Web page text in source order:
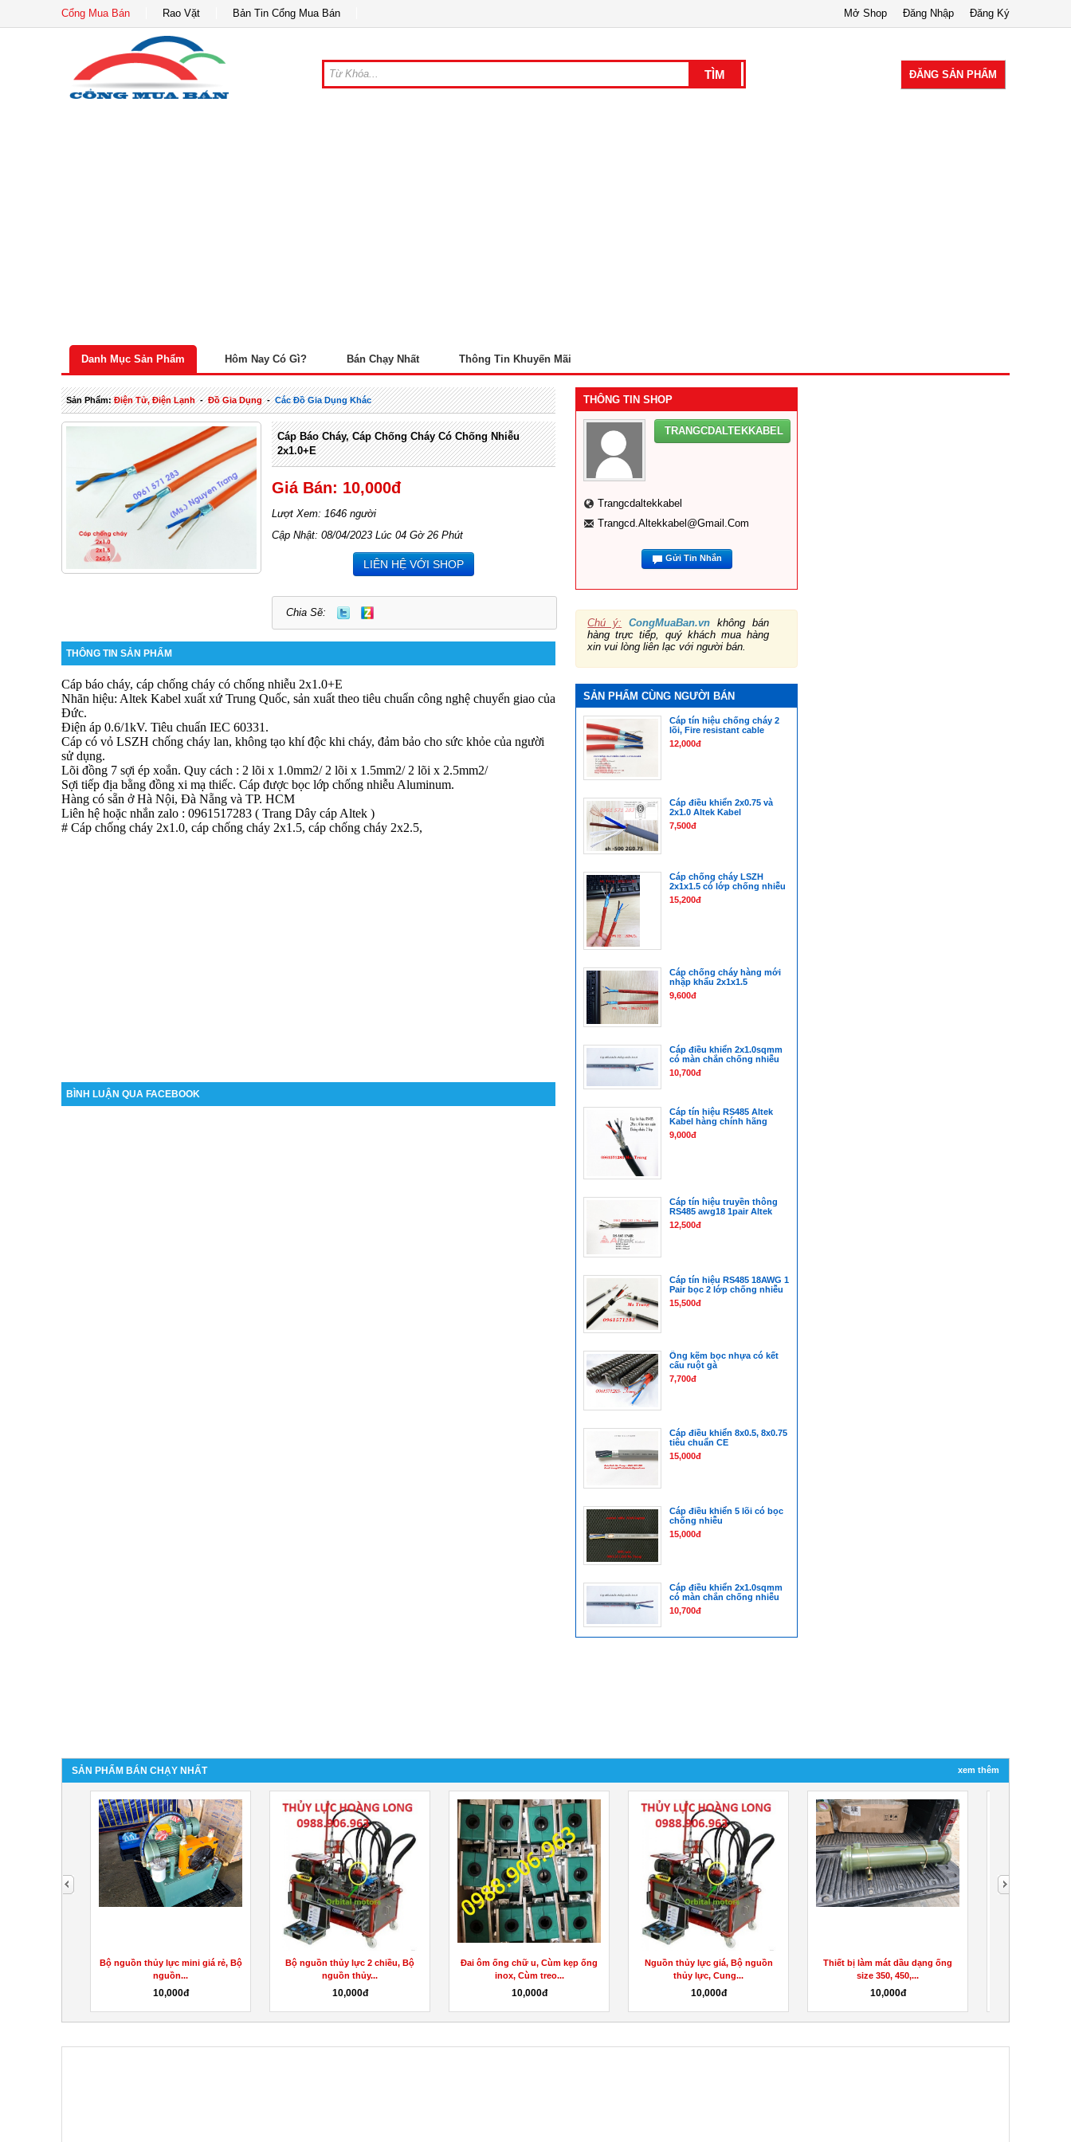
Cổng Mua Bán Rao Vặt Bản Tin Cổng Mua Bán Đăng Ký
Đăng Nhập
Mở Shop
ĐĂNG SẢN PHẨM
Danh Mục Sản Phẩm Hôm Nay Có Gì? Bán Chạy Nhất Thông Tin Khuyến Mãi
Sản Phẩm:Điện Tử, Điện Lạnh-Đồ Gia Dụng-Các Đồ Gia Dụng Khác
Cáp Báo Cháy, Cáp Chống Cháy Có Chống Nhiễu
2x1.0+E
Giá Bán: 10,000đ
Lượt Xem: 1646 người
Cập Nhật: 08/04/2023 Lúc 04 Gờ 26 Phút
LIÊN HỆ VỚI SHOP
Chia Sẽ:
THÔNG TIN SẢN PHẨM
Cáp báo cháy, cáp chống cháy có chống nhiễu 2x1.0+E
Nhãn hiệu: Altek Kabel xuất xứ Trung Quốc, sản xuất theo tiêu chuẩn công nghệ chuyển giao của
Đức.
Điện áp 0.6/1kV. Tiêu chuẩn IEC 60331.
Cáp có vỏ LSZH chống cháy lan, không tạo khí độc khi cháy, đảm bảo cho sức khỏe của người
sử dụng.
Lõi đồng 7 sợi ép xoắn. Quy cách : 2 lõi x 1.0mm2/ 2 lõi x 1.5mm2/ 2 lõi x 2.5mm2/
Sợi tiếp địa bằng đồng xi mạ thiếc. Cáp được bọc lớp chống nhiễu Aluminum.
Hàng có sẵn ở Hà Nội, Đà Nẵng và TP. HCM
Liên hệ hoặc nhắn zalo : 0961517283 ( Trang Dây cáp Altek )
# Cáp chống cháy 2x1.0, cáp chống cháy 2x1.5, cáp chống cháy 2x2.5,
BÌNH LUẬN QUA FACEBOOK
THÔNG TIN SHOP
TRANGCDALTEKKABEL
Trangcdaltekkabel
Trangcd.altekkabel@gmail.com
Gửi Tin Nhắn
Chú ý: CongMuaBan.vn không bán
hàng trực tiếp, quý khách mua hàng
xin vui lòng liên lạc với người bán.
SẢN PHẨM CÙNG NGƯỜI BÁN
Cáp tín hiệu chống cháy 2
lõi, Fire resistant cable
12,000đ
Cáp điều khiển 2x0.75 và
2x1.0 Altek Kabel
7,500đ
Cáp chống cháy LSZH
2x1x1.5 có lớp chống nhiễu
15,200đ
Cáp chống cháy hàng mới
nhập khẩu 2x1x1.5
9,600đ
Cáp điều khiển 2x1.0sqmm
có màn chắn chống nhiễu
10,700đ
Cáp tín hiệu RS485 Altek
Kabel hàng chính hãng
9,000đ
Cáp tín hiệu truyền thông
RS485 awg18 1pair Altek
12,500đ
Cáp tín hiệu RS485 18AWG 1
Pair bọc 2 lớp chống nhiễu
15,500đ
Ống kẽm bọc nhựa có kết
cấu ruột gà
7,700đ
Cáp điều khiển 8x0.5, 8x0.75
tiêu chuẩn CE
15,000đ
Cáp điều khiển 5 lõi có bọc
chống nhiễu
15,000đ
Cáp điều khiển 2x1.0sqmm
có màn chắn chống nhiễu
10,700đ
SẢN PHẨM BÁN CHẠY NHẤT xem thêm
Bộ nguồn thủy lực mini giá rẻ, Bộ
nguồn...
10,000đ
Bộ nguồn thủy lực 2 chiều, Bộ
nguồn thủy...
10,000đ
Đai ôm ống chữ u, Cùm kẹp ống
inox, Cùm treo...
10,000đ
Nguồn thủy lực giá, Bộ nguồn
thủy lực, Cung...
10,000đ
Thiết bị làm mát dầu dạng ống
size 350, 450,...
10,000đ
next